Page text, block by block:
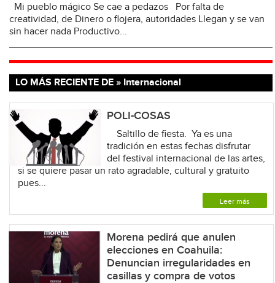
Mi pueblo mágico Se cae a pedazos Por falta de
creatividad, de Dinero o flojera, autoridades Llegan y se van
sin hacer nada Productivo...
LO MÁS RECIENTE DE » Internacional
POLI-COSAS
Saltillo de fiesta. Ya es una
tradición en estas fechas disfrutar
del festival internacional de las artes,
si se quiere pasar un rato agradable, cultural y gratuito
pues...
Leer más
Morena pedirá que anulen
elecciones en Coahuila:
Denuncian irregularidades en
casillas y compra de votos